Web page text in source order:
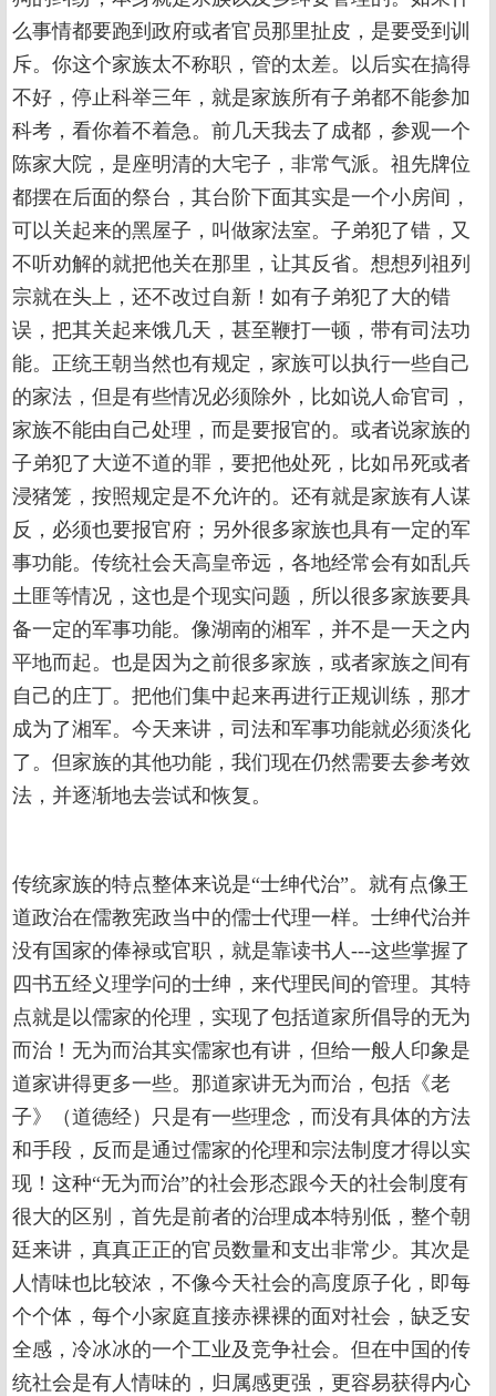
么事情都要跑到政府或者官员那里扯皮，是要受到训
斥。你这个家族太不称职，管的太差。以后实在搞得
不好，停止科举三年，就是家族所有子弟都不能参加
科考，看你着不着急。前几天我去了成都，参观一个
陈家大院，是座明清的大宅子，非常气派。祖先牌位
都摆在后面的祭台，其台阶下面其实是一个小房间，
可以关起来的黑屋子，叫做家法室。子弟犯了错，又
不听劝解的就把他关在那里，让其反省。想想列祖列
宗就在头上，还不改过自新！如有子弟犯了大的错
误，把其关起来饿几天，甚至鞭打一顿，带有司法功
能。正统王朝当然也有规定，家族可以执行一些自己
的家法，但是有些情况必须除外，比如说人命官司，
家族不能由自己处理，而是要报官的。或者说家族的
子弟犯了大逆不道的罪，要把他处死，比如吊死或者
浸猪笼，按照规定是不允许的。还有就是家族有人谋
反，必须也要报官府；另外很多家族也具有一定的军
事功能。传统社会天高皇帝远，各地经常会有如乱兵
土匪等情况，这也是个现实问题，所以很多家族要具
备一定的军事功能。像湖南的湘军，并不是一天之内
平地而起。也是因为之前很多家族，或者家族之间有
自己的庄丁。把他们集中起来再进行正规训练，那才
成为了湘军。今天来讲，司法和军事功能就必须淡化
了。但家族的其他功能，我们现在仍然需要去参考效
法，并逐渐地去尝试和恢复。
传统家族的特点整体来说是“士绅代治”。就有点像王
道政治在儒教宪政当中的儒士代理一样。士绅代治并
没有国家的俸禄或官职，就是靠读书人---这些掌握了
四书五经义理学问的士绅，来代理民间的管理。其特
点就是以儒家的伦理，实现了包括道家所倡导的无为
而治！无为而治其实儒家也有讲，但给一般人印象是
道家讲得更多一些。那道家讲无为而治，包括《老
子》（道德经）只是有一些理念，而没有具体的方法
和手段，反而是通过儒家的伦理和宗法制度才得以实
现！这种“无为而治”的社会形态跟今天的社会制度有
很大的区别，首先是前者的治理成本特别低，整个朝
廷来讲，真真正正的官员数量和支出非常少。其次是
人情味也比较浓，不像今天社会的高度原子化，即每
个个体，每个小家庭直接赤裸裸的面对社会，缺乏安
全感，冷冰冰的一个工业及竞争社会。但在中国的传
统社会是有人情味的，归属感更强，更容易获得内心